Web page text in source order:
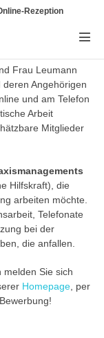
Rezeption
Frau Leumann
Angehörigen
und am Telefon
Arbeit
Mitglieder
Hilfskraft), die
arbeiten möchte.
Telefonate
bei der
die anfallen.
Sie sich
Homepage , per